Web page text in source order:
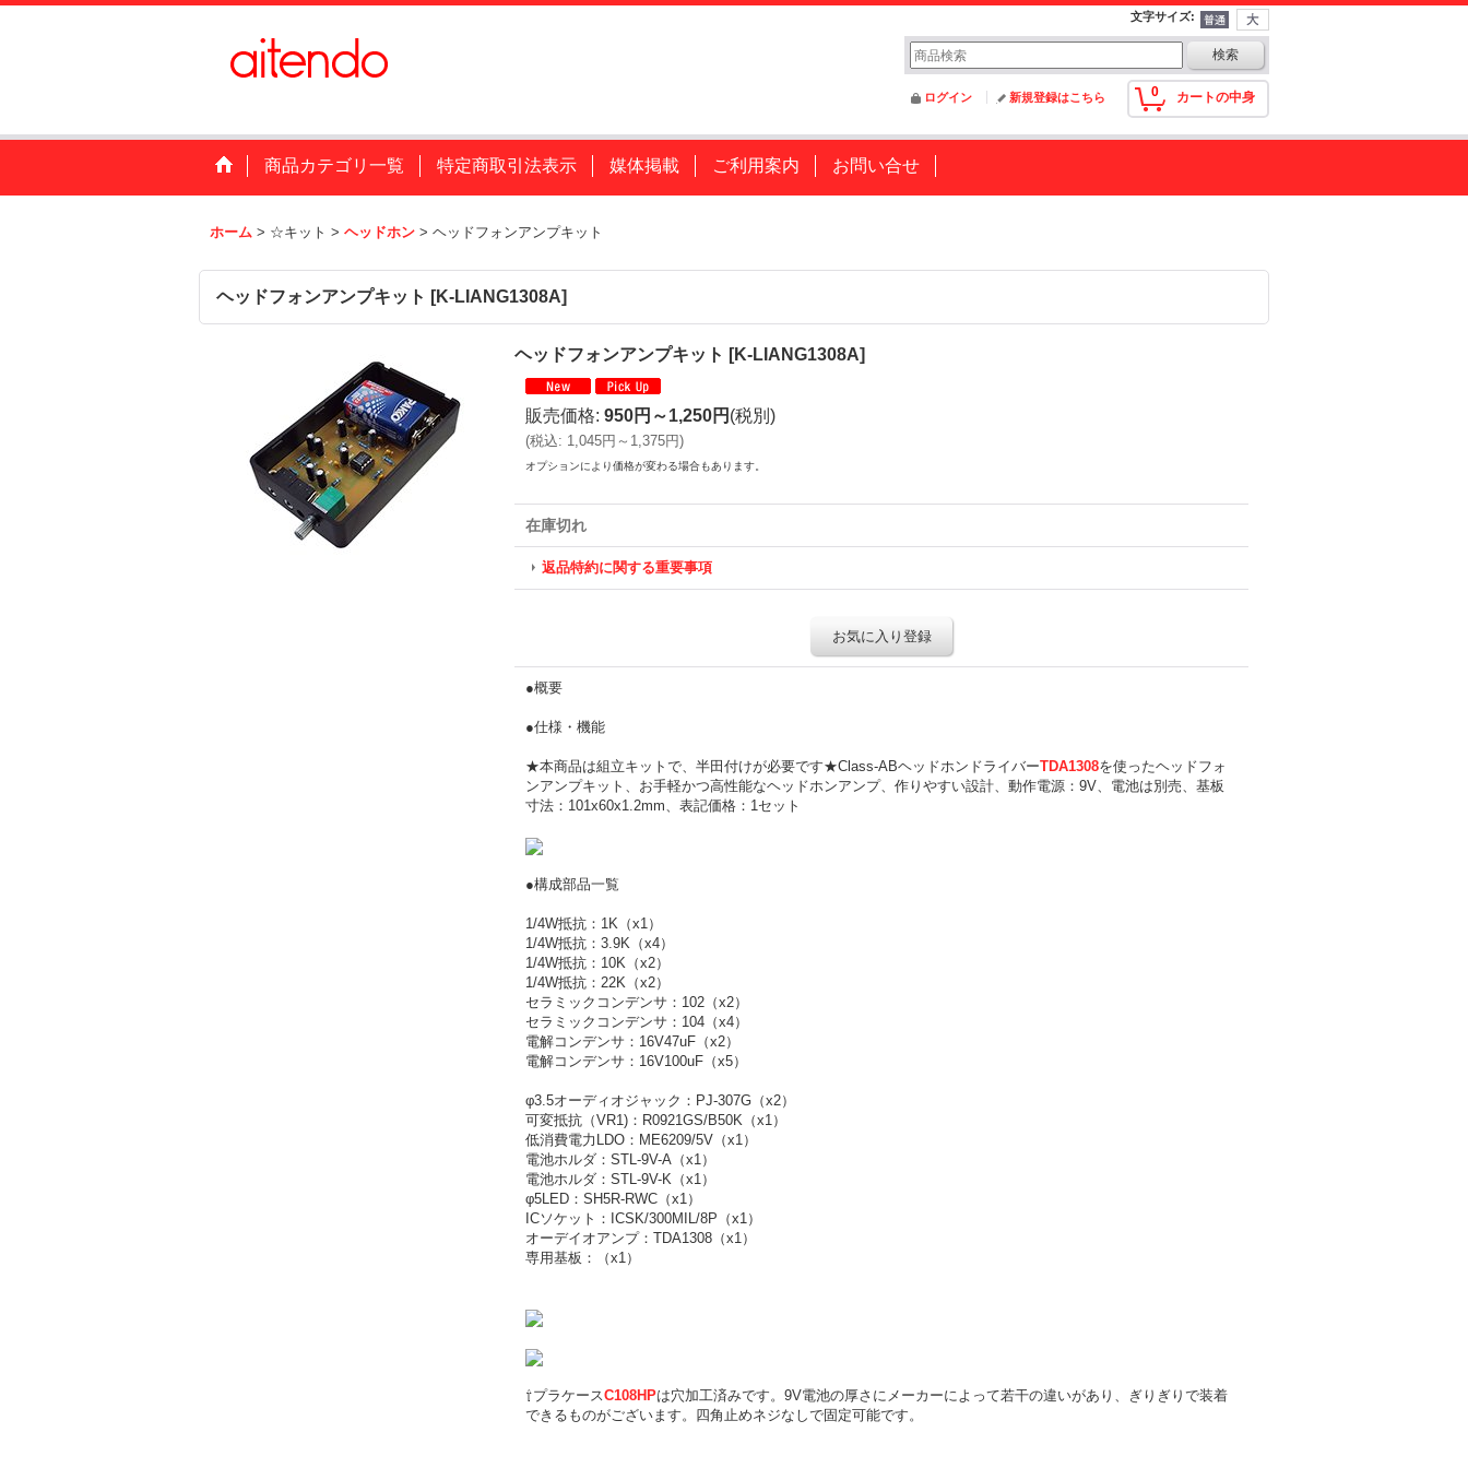
文字サイズ:
0 カートの中身
ログイン 新規登録はこちら
商品カテゴリ一覧 特定商取引法表示 媒体掲載 ご利用案内 お問い合せ
ホーム > ☆キット > ヘッドホン > ヘッドフォンアンプキット
ヘッドフォンアンプキット [K-LIANG1308A]
ヘッドフォンアンプキット [K-LIANG1308A]
販売価格: 950円～1,250円 (税別)
(税込: 1,045円～1,375円)
オプションにより価格が変わる場合もあります。
在庫切れ
返品特約に関する重要事項
お気に入り登録
●概要
●仕様・機能
★本商品は組立キットで、半田付けが必要です★Class-ABヘッドホンドライバーTDA1308を使ったヘッドフォ
ンアンプキット、お手軽かつ高性能なヘッドホンアンプ、作りやすい設計、動作電源：9V、電池は別売、基板
寸法：101x60x1.2mm、表記価格：1セット
●構成部品一覧
1/4W抵抗：1K（x1）
1/4W抵抗：3.9K（x4）
1/4W抵抗：10K（x2）
1/4W抵抗：22K（x2）
セラミックコンデンサ：102（x2）
セラミックコンデンサ：104（x4）
電解コンデンサ：16V47uF（x2）
電解コンデンサ：16V100uF（x5）
φ3.5オーディオジャック：PJ-307G（x2）
可変抵抗（VR1)：R0921GS/B50K（x1）
低消費電力LDO：ME6209/5V（x1）
電池ホルダ：STL-9V-A（x1）
電池ホルダ：STL-9V-K（x1）
φ5LED：SH5R-RWC（x1）
ICソケット：ICSK/300MIL/8P（x1）
オーデイオアンプ：TDA1308（x1）
専用基板：（x1）
⇧プラケースC108HPは穴加工済みです。9V電池の厚さにメーカーによって若干の違いがあり、ぎりぎりで装着
できるものがございます。四角止めネジなしで固定可能です。